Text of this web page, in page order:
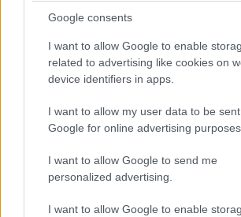
Google consents
I want to allow Google to enable
related to advertising like cookies on
device identifiers in apps.
I want to allow my user data to be
Google for online advertising purposes.
I want to allow Google to send me
personalized advertising.
I want to allow Google to enable
listáját.
Miután Alfonso Cuarónt a 21.
filmkészítőjének nyilvánította ki a
legrosszabbra értékelt filmeket
átlagolta az oldal. A Top 20-as
előkelőbb helyeiért azok a filmesek
akik az elmúlt 17 évben legalább 4
nézők legnagyobb örömére.